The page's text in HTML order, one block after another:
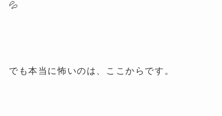
💦
でも本当に怖いのは、ここからです。